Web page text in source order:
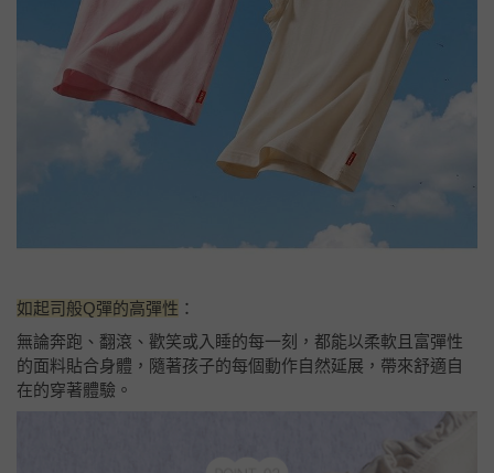
如起司般Q彈的高彈性 ：
無論奔跑、翻滾、歡笑或入睡的每一刻，都能以柔軟且富彈性
的面料貼合身體，隨著孩子的每個動作自然延展，帶來舒適自
在的穿著體驗。